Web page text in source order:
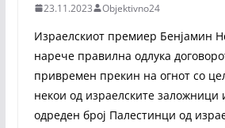
23.11.2023 Objektivno24
Израелскиот премиер Бенјамин
нарече правилна одлука
привремен прекин на огнот со
некои од израелските заложници
одреден број Палестинци од